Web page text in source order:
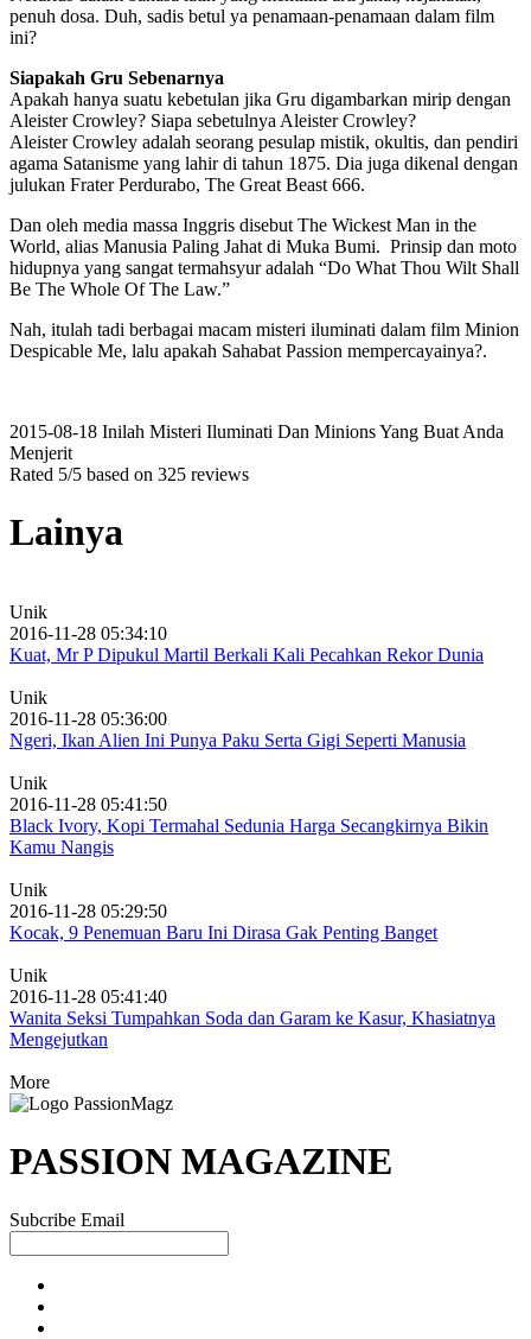
penuh dosa. Duh, sadis betul ya penamaan-penamaan dalam film
ini?
Siapakah Gru Sebenarnya
Apakah hanya suatu kebetulan jika Gru digambarkan mirip dengan
Aleister Crowley? Siapa sebetulnya Aleister Crowley?
Aleister Crowley adalah seorang pesulap mistik, okultis, dan pendiri
agama Satanisme yang lahir di tahun 1875. Dia juga dikenal dengan
julukan Frater Perdurabo, The Great Beast 666.
Dan oleh media massa Inggris disebut The Wickest Man in the
World, alias Manusia Paling Jahat di Muka Bumi. Prinsip dan moto
hidupnya yang sangat termahsyur adalah “Do What Thou Wilt Shall
Be The Whole Of The Law.”
Nah, itulah tadi berbagai macam misteri iluminati dalam film Minion
Despicable Me, lalu apakah Sahabat Passion mempercayainya?.
2015-08-18 Inilah Misteri Iluminati Dan Minions Yang Buat Anda
Menjerit
Rated 5/5 based on 325 reviews
Lainya
Unik
2016-11-28 05:34:10
Kuat, Mr P Dipukul Martil Berkali Kali Pecahkan Rekor Dunia
Unik
2016-11-28 05:36:00
Ngeri, Ikan Alien Ini Punya Paku Serta Gigi Seperti Manusia
Unik
2016-11-28 05:41:50
Black Ivory, Kopi Termahal Sedunia Harga Secangkirnya Bikin
Kamu Nangis
Unik
2016-11-28 05:29:50
Kocak, 9 Penemuan Baru Ini Dirasa Gak Penting Banget
Unik
2016-11-28 05:41:40
Wanita Seksi Tumpahkan Soda dan Garam ke Kasur, Khasiatnya
Mengejutkan
More
PASSION MAGAZINE
Subcribe Email